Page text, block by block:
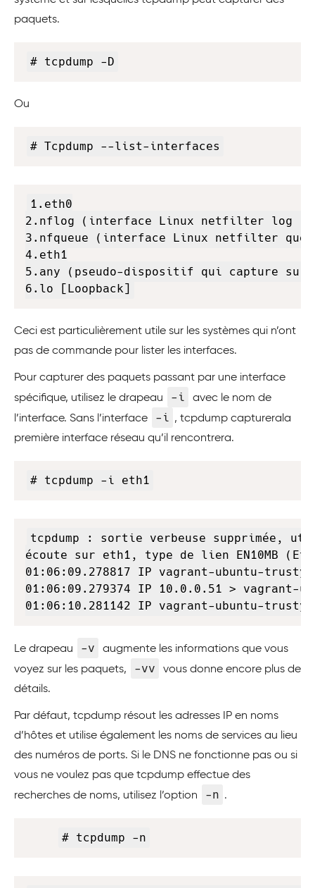
paquets.
# tcpdump -D
Ou
# Tcpdump --list-interfaces
1.eth0
2.nflog (interface Linux netfilter log
3.nfqueue (interface Linux netfilter queue
4.eth1
5.any (pseudo-dispositif qui capture
6.lo [Loopback]
Ceci est particulièrement utile sur les systèmes qui n’ont
pas de commande pour lister les interfaces.
Pour capturer des paquets passant par une interface
spécifique, utilisez le drapeau
-i
avec le nom de
l’interface. Sans l’interface
-i , tcpdump capturera la
première interface réseau qu’il rencontrera.
# tcpdump -i eth1
tcpdump : sortie verbeuse supprimée,
écoute sur eth1, type de lien EN10MB
01:06:09.278817 IP vagrant-ubuntu-
01:06:09.279374 IP 10.0.0.51 > vagrant-
01:06:10.281142 IP vagrant-ubuntu-
Le drapeau -v
augmente les informations que vous
voyez sur les paquets,
-vv
vous donne encore plus de
détails.
Par défaut, tcpdump résout les adresses IP en noms
d’hôtes et utilise également les noms de services au lieu
des numéros de ports. Si le DNS ne fonctionne pas ou si
vous ne voulez pas que tcpdump effectue des
recherches de noms, utilisez l’option
-n .
# tcpdump -n